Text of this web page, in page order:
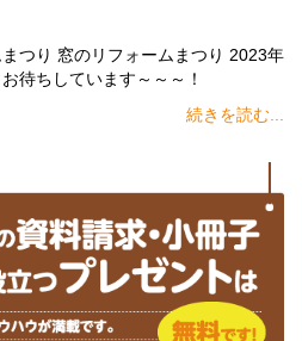
つり 窓のリフォームまつり 2023年
待ちしています～～～！
続きを読む...